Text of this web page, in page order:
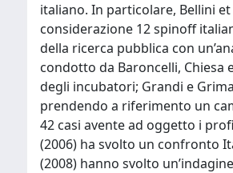
italiano. In particolare, Bellini
considerazione 12 spinoff
della ricerca pubblica con
condotto da Baroncelli, Chiesa
degli incubatori; Grandi e
prendendo a riferimento un
42 casi avente ad oggetto i
(2006) ha svolto un confronto
(2008) hanno svolto